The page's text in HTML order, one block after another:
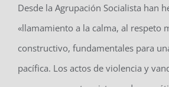
Desde la Agrupación Socialista han
«llamamiento a la calma, al respeto
constructivo, fundamentales para
pacífica. Los actos de violencia y